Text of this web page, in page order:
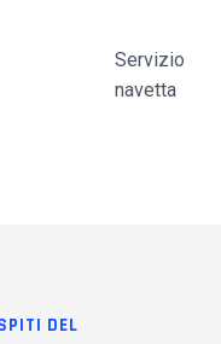
Servizio
navetta
DEL